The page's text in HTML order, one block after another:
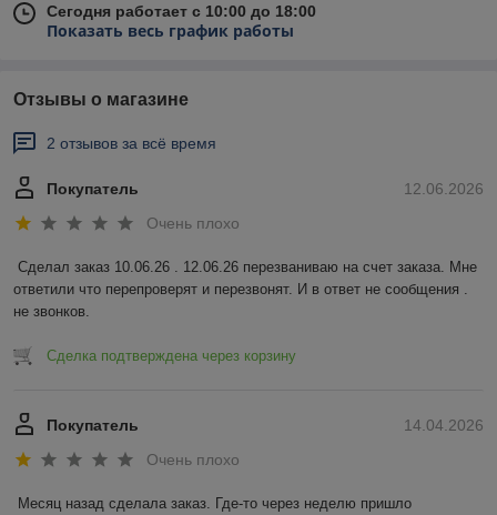
Сегодня работает с 10:00 до 18:00
Показать весь график работы
Отзывы о магазине
2 отзывов за всё время
12.06.2026
Покупатель
Очень плохо
Сделал заказ 10.06.26 . 12.06.26 перезваниваю на счет заказа. Мне
ответили что перепроверят и перезвонят. И в ответ не сообщения .
не звонков.
Сделка подтверждена через корзину
14.04.2026
Покупатель
Очень плохо
Месяц назад сделала заказ. Где-то через неделю пришло